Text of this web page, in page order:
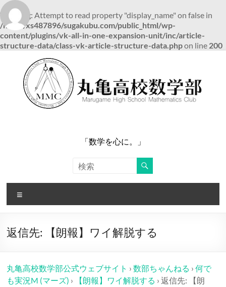
Warning: Attempt to read property "display_name" on false in
/home/xs487896/sugakubu.com/public_html/wp-
content/plugins/vk-all-in-one-expansion-unit/inc/article-
structure-data/class-vk-article-structure-data.phpon line 200
「数学を心に。」
ニ
ー
返信先: 【朗報】ワイ解脱する
丸亀高校数学部公式ウェブサイト › 数部ちゃんねる › 何で
も実況M (マーズ) › 【朗報】ワイ解脱する › 返信先: 【朗